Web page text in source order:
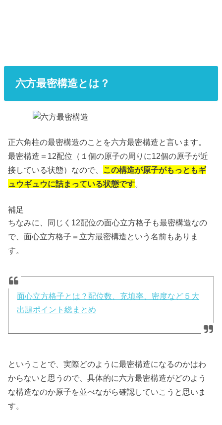
六方最密構造とは？
正六角柱の最密構造のことを六方最密構造と言います。
最密構造＝12配位（１個の原子の周りに12個の原子が近
接している状態）なので、 この構造が原子がもっともギ
ュウギュウに詰まっている状態です。
補足
ちなみに、同じく12配位の面心立方格子も最密構造なの
で、面心立方格子＝立方最密構造という名前もありま
す。
面心立方格子とは？配位数、充填率、密度など５大
出題ポイント総まとめ
ということで、実際どのように最密構造になるのかはわ
からないと思うので、具体的に六方最密構造がどのよう
な構造なのか原子を並べながら確認していこうと思いま
す。